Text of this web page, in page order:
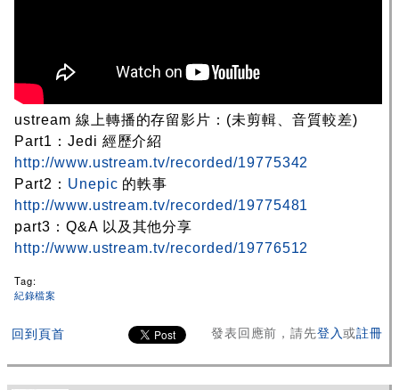
ustream 線上轉播的存留影片：(未剪輯、音質較差)
Part1：Jedi 經歷介紹
http://www.ustream.tv/recorded/19775342
Part2： Unepic 的軼事
http://www.ustream.tv/recorded/19775481
part3：Q&A 以及其他分享
http://www.ustream.tv/recorded/19776512
Tag:
紀錄檔案
回到頁首 發表回應前，請先登入或註冊